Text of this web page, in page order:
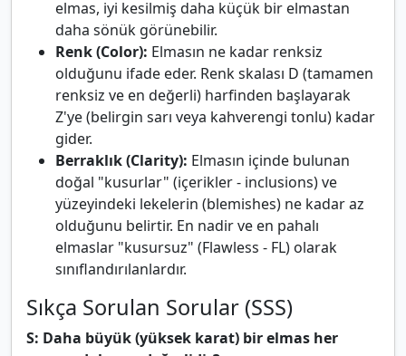
elmas, iyi kesilmiş daha küçük bir elmastan
daha sönük görünebilir.
Renk (Color): Elmasın ne kadar renksiz
olduğunu ifade eder. Renk skalası D (tamamen
renksiz ve en değerli) harfinden başlayarak
Z'ye (belirgin sarı veya kahverengi tonlu) kadar
gider.
Berraklık (Clarity): Elmasın içinde bulunan
doğal "kusurlar" (içerikler - inclusions) ve
yüzeyindeki lekelerin (blemishes) ne kadar az
olduğunu belirtir. En nadir ve en pahalı
elmaslar "kusursuz" (Flawless - FL) olarak
sınıflandırılanlardır.
Sıkça Sorulan Sorular (SSS)
S: Daha büyük (yüksek karat) bir elmas her